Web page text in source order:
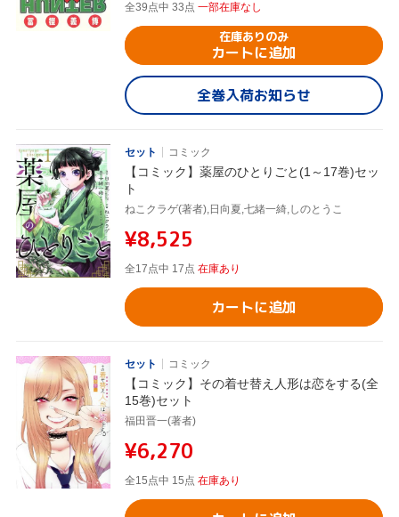
全39点中 33点 一部在庫なし
在庫ありのみ
カートに追加
全巻入荷お知らせ
セット コミック
【コミック】薬屋のひとりごと(1～17巻)セッ
ト
ねこクラゲ(著者),日向夏,七緒一綺,しのとうこ
¥8,525
全17点中 17点 在庫あり
カートに追加
セット コミック
【コミック】その着せ替え人形は恋をする(全
15巻)セット
福田晋一(著者)
¥6,270
全15点中 15点 在庫あり